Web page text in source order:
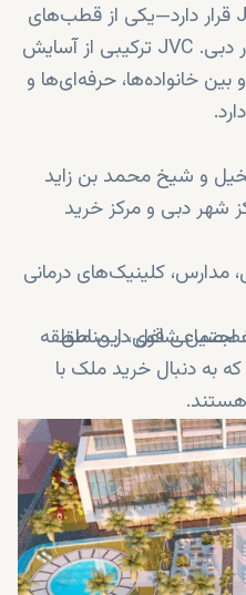
برج اورستا فاز دوم در قلب JVC قرار دارد—یکی از قطب‌های
اصلی سرمایه‌گذاری مسکونی در دبی. JVC ترکیبی از آسایش
خانواده‌ها، حرفه‌ای‌ها و
و شیخ محمد بن زاید
مرکز شهر دبی و مرکز خرید
مدارس، کلینیک‌های درمانی
شاغل در مناطق
اجتماعی قوی، این منطقه
به دنبال خرید ملک با